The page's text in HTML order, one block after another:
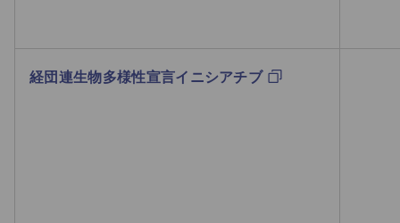
経団連生物多様性宣言イニシアチブ